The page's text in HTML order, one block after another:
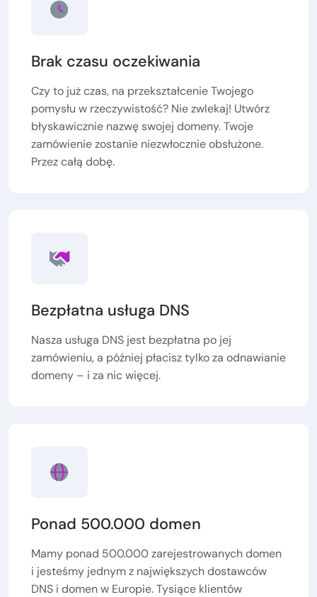
Brak czasu oczekiwania
Czy to już czas, na przekształcenie Twojego
pomysłu w rzeczywistość? Nie zwlekaj! Utwórz
błyskawicznie nazwę swojej domeny. Twoje
zamówienie zostanie niezwłocznie obsłużone.
Przez całą dobę.
Bezpłatna usługa DNS
Nasza usługa DNS jest bezpłatna po jej
zamówieniu, a później płacisz tylko za odnawianie
domeny – i za nic więcej.
Ponad 500.000 domen
Mamy ponad 500.000 zarejestrowanych domen
i jesteśmy jednym z największych dostawców
DNS i domen w Europie. Tysiące klientów